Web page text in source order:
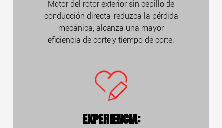
Motor del rotor exterior sin cepillo de
conducción directa, reduzca la pérdida
mecánica, alcanza una mayor
eficiencia de corte y tiempo de corte.
EXPERIENCIA: